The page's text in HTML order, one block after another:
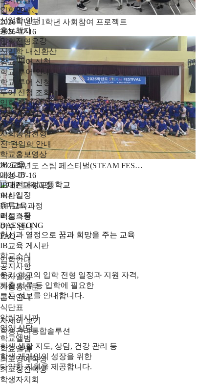
입학안내
신입학 안내
홍보책자
입학전형요강
신입학 내신환산
학교 투어 신청
학교 투어 안내
학교 투어 신청
투어 신청 조회
입학 관련 공지
입학자료실
자주하는 질문
사회통합전형
전·편입학 안내
학교홍보영상
IB 교육
대성 IB
IB DP 교육과정
IB란?
DP 교육과정
핵심과정
이수 안내
FAQ
IB교육 게시판
학교소식
공지사항
학사일정
가정통신문
급식안내
식단표
알림게시판
영양 상담
학교앨범
학교앨범
최고명예학생
최고칭찬학생
학생자치회
2026학년도 1학년 사회참여 프로젝트
2026-07-16
2026학년도 스팀 페스티벌(STEAM FES…
2026-07-16
학사일정
유튜브
리로스쿨
DAESEONG
헌신과 열정으로 꿈과 희망을 주는 교육
입학안내
우리 학교의 입학 전형 일정과 지원 자격,
제출 서류 등 입학에 필요한
모든 정보를 안내합니다.
자세히 보기
학생관리통합솔루션
학생 생활 지도, 상담, 건강 관리 등
학생 개개인의 성장을 위한
다양한 지원을 제공합니다.